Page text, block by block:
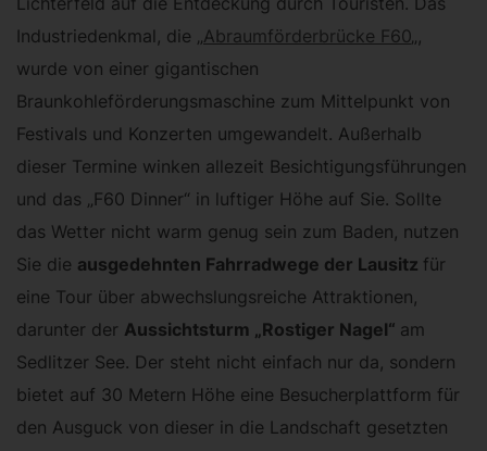
Industriedenkmal, die „Abraumförderbrücke F60„,
wurde von einer gigantischen
Braunkohleförderungsmaschine zum Mittelpunkt von
Festivals und Konzerten umgewandelt. Außerhalb
dieser Termine winken allezeit Besichtigungsführungen
und das „F60 Dinner“ in luftiger Höhe auf Sie. Sollte
das Wetter nicht warm genug sein zum Baden, nutzen
Sie die ausgedehnten Fahrradwege der Lausitz für
eine Tour über abwechslungsreiche Attraktionen,
darunter der Aussichtsturm „Rostiger Nagel“ am
Sedlitzer See. Der steht nicht einfach nur da, sondern
bietet auf 30 Metern Höhe eine Besucherplattform für
den Ausguck von dieser in die Landschaft gesetzten